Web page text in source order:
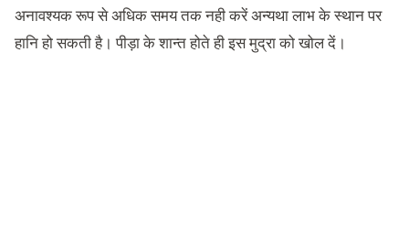
अनावश्यक रूप से अधिक समय तक नही करें अन्यथा लाभ के स्थान पर
हानि हो सकती है। पीड़ा के शान्त होते ही इस मुद्रा को खोल दें।